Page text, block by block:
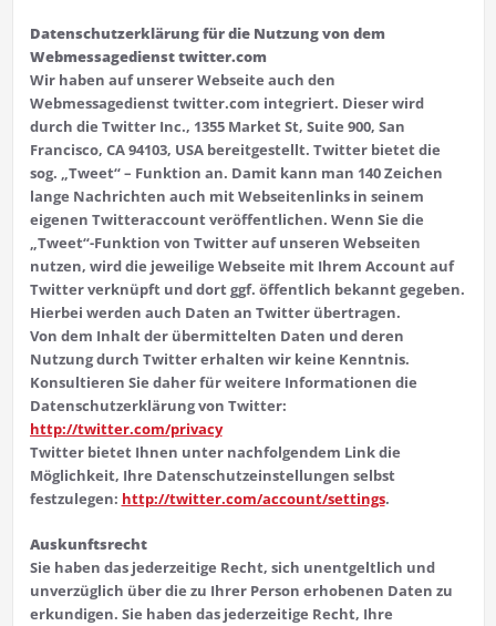
Datenschutzerklärung für die Nutzung von dem
Webmessagedienst twitter.com
Wir haben auf unserer Webseite auch den
Webmessagedienst twitter.com integriert. Dieser wird
durch die Twitter Inc., 1355 Market St, Suite 900, San
Francisco, CA 94103, USA bereitgestellt. Twitter bietet die
sog. „Tweet“ – Funktion an. Damit kann man 140 Zeichen
lange Nachrichten auch mit Webseitenlinks in seinem
eigenen Twitteraccount veröffentlichen. Wenn Sie die
„Tweet“-Funktion von Twitter auf unseren Webseiten
nutzen, wird die jeweilige Webseite mit Ihrem Account auf
Twitter verknüpft und dort ggf. öffentlich bekannt gegeben.
Hierbei werden auch Daten an Twitter übertragen.
Von dem Inhalt der übermittelten Daten und deren
Nutzung durch Twitter erhalten wir keine Kenntnis.
Konsultieren Sie daher für weitere Informationen die
Datenschutzerklärung von Twitter:
http://twitter.com/privacy
Twitter bietet Ihnen unter nachfolgendem Link die
Möglichkeit, Ihre Datenschutzeinstellungen selbst
festzulegen: http://twitter.com/account/settings.
Auskunftsrecht
Sie haben das jederzeitige Recht, sich unentgeltlich und
unverzüglich über die zu Ihrer Person erhobenen Daten zu
erkundigen. Sie haben das jederzeitige Recht, Ihre